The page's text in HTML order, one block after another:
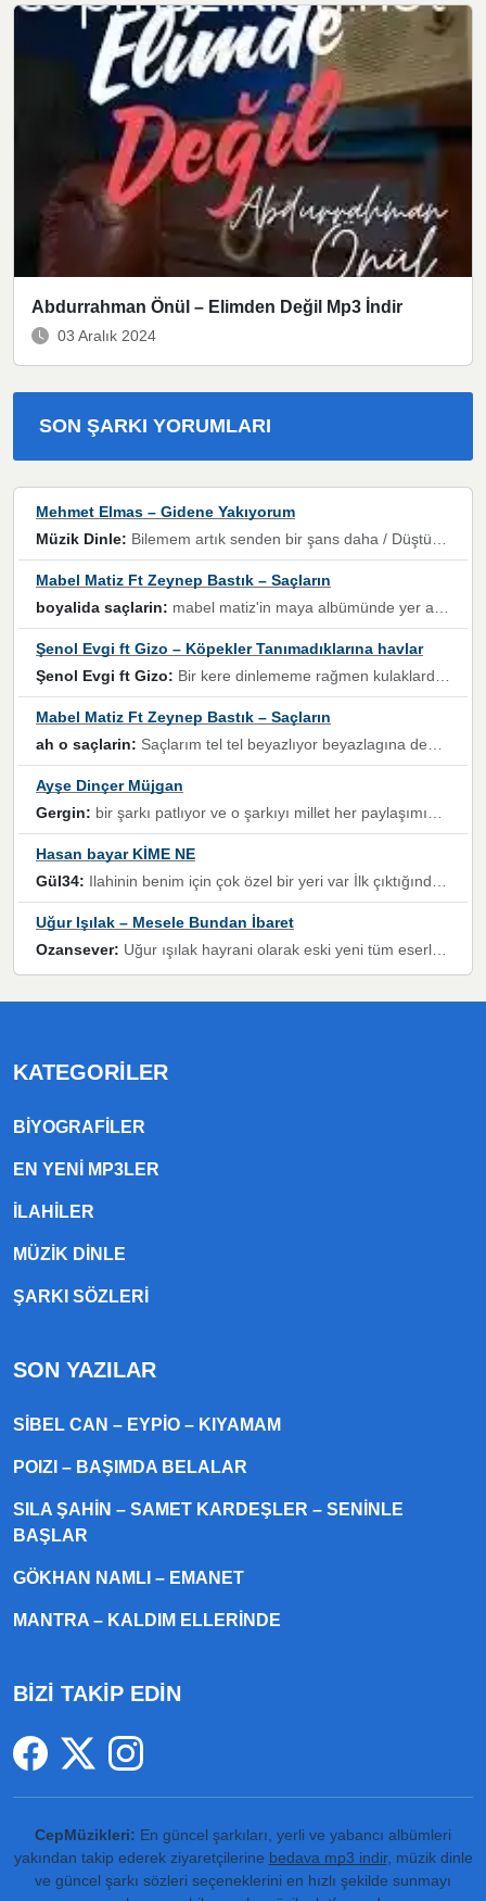
Abdurrahman Önül – Elimden Değil Mp3 İndir
03 Aralık 2024
SON ŞARKI YORUMLARI
Mehmet Elmas – Gidene Yakıyorum
Müzik Dinle: Bilemem artık senden bir şans daha / Düştüğün zaman ben olmayacağım yanında” dizeleri, artık geçmişin tekrarına izin verilmeyeceğini, kişisel sınırların çizildiğini gösteriyor.
Mabel Matiz Ft Zeynep Bastık – Saçların
boyalida saçlarin: mabel matiz'in maya albümünde yer alan güzellerden. parça da şarkı hani! müzikal altyapısına vurulduğum, sözlerinde kaybolduğum bir parça olmuş.
Şenol Evgi ft Gizo – Köpekler Tanımadıklarına havlar
Şenol Evgi ft Gizo: Bir kere dinlememe rağmen kulaklardan gitmiyor sen sen sen sen kurban ol sen sen sen sen hayran ol yükses ses müzik dinleme sebebisiniz canlar bomba gibi patladınız maşallah
Mabel Matiz Ft Zeynep Bastık – Saçların
ah o saçlarin: Saçlarım tel tel beyazlıyor beyazlagına degil yanımda sen yoksun ona üzülüyorum günler bir bir geçiyor geçen günlere değil sensiz geçen günlere darılıyorum,Dinledikce asla kavusamayacagim ama asla unutamicagim sevdiğim adam için yanar içim
Ayşe Dinçer Müjgan
Gergin: bir şarkı patlıyor ve o şarkıyı millet her paylaşımın altına koyuyor ve öyle bir durum hal alıyor ki şarkıyı dinlemeden şarkıdan bikıyorsun Ama bu enteresan bir şekilde dillere dolanıyor millet olarak seviyoruz dertlerle boğuşurken bir yandan da göbek atmayi))) diyeceklerim bu kadar güzel hoş bir sayfa emeğinize sağlık arkadaşlar kolay gelsin
Hasan bayar KİME NE
Gül34: Ilahinin benim için çok özel bir yeri var İlk çıktığında komşum ne kadar yüksek sesle dinliyorsa orada duymuştum ve YouTube'dan aratıp Bu ilahiyi bulmuştum ve sonra müdavimi oldum günlük Ben de 3-5 kere dinleyip ezberleyip artık ilahiye bende eşlik ediyorum yüksek sesle Allah razı olsun hizmet nimettir Rabbim sizin zahmetlerinize de hayırlı nimetler versin Selam ve dua ile Allah'a emanet olun
Uğur Işılak – Mesele Bundan İbaret
Ozansever: Uğur ışılak hayrani olarak eski yeni tüm eserlerini keyifle huzurla dinleyenlerden birisiyim, emeğine saygı duyan gönül veren bunu en güzel şekilde sevenlerine ulaştıran siz değerli sayfa yöneticilerine de teşekkür ederim
KATEGORILER
BIYOGRAFILER
EN YENI MP3LER
ILAHILER
MÜZIK DINLE
ŞARKI SÖZLERI
SON YAZILAR
SIBEL CAN – EYPIO – KIYAMAM
POIZI – BAŞIMDA BELALAR
SILA ŞAHIN – SAMET KARDEŞLER – SENINLE
BAŞLAR
GÖKHAN NAMLI – EMANET
MANTRA – KALDIM ELLERINDE
BİZİ TAKİP EDİN
CepMüzikleri: En güncel şarkıları, yerli ve yabancı albümleri
yakından takip ederek ziyaretçilerine bedava mp3 indir, müzik dinle
ve güncel şarkı sözleri seçeneklerini en hızlı şekilde sunmayı